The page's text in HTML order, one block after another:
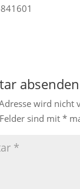
absenden
wird nicht
sind mit *